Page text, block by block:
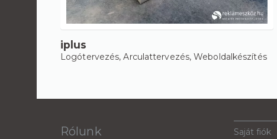
iplus
Logótervezés,Arculattervezés,Weboldalkészítés
Rólunk Saját fiók